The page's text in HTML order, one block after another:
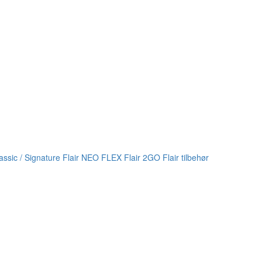
/ Signature Flair NEO FLEX Flair 2GO Flair tilbehør